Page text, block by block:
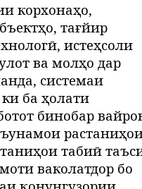
корхонаҳо,
тағйир
истеҳсоли
ва молҳо дар
системаи
ба ҳолати
бинобар
табиӣ
ваколатдор бо